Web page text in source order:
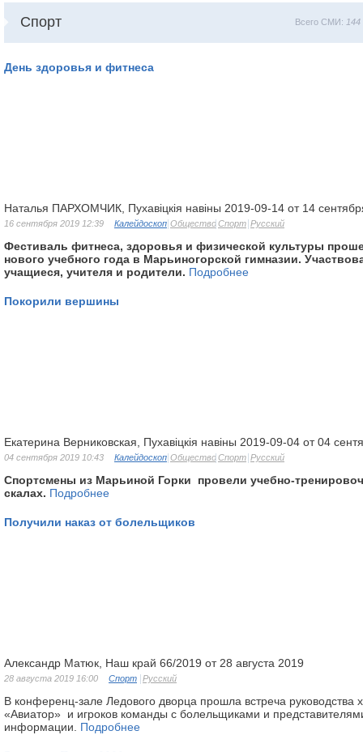
Спорт Всего СМИ: 144
День здоровья и фитнеса
Наталья ПАРХОМЧИК, Пухавіцкія навіны 2019-09-14 от 14
16 сентября 2019 12:39 Калейдоскоп Общество Спорт Русский
Фестиваль фитнеса, здоровья и физической культуры
нового учебного года в Марьиногорской гимназии.
учащиеся, учителя и родители. Подробнее
Покорили вершины
Екатерина Верниковская, Пухавіцкія навіны 2019-09-04 от 04
04 сентября 2019 10:43 Калейдоскоп Общество Спорт Русский
Спортсмены из Марьиной Горки
провели учебно-
скалах. Подробнее
Получили наказ от болельщиков
Александр Матюк, Наш край 66/2019 от 28 августа 2019
28 августа 2019 16:00 Спорт Русский
В конференц-зале Ледового дворца прошла встреча руководства
«Авиатор» и игроков команды с болельщиками и
информации. Подробнее